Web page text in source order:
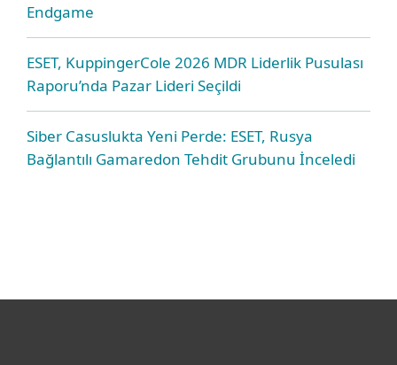
Endgame
ESET, KuppingerCole 2026 MDR Liderlik Pusulası
Raporu’nda Pazar Lideri Seçildi
Siber Casuslukta Yeni Perde: ESET, Rusya
Bağlantılı Gamaredon Tehdit Grubunu İnceledi